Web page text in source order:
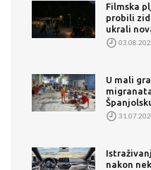
Filmska
probili zid
ukrali
U mali
nakon